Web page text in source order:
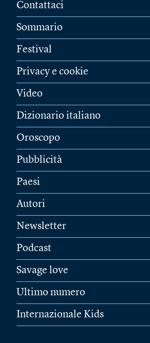
Contattaci
Sommario
Festival
Privacy e cookie
Video
Dizionario italiano
Oroscopo
Pubblicità
Paesi
Autori
Newsletter
Podcast
Savage love
Ultimo numero
Internazionale Kids